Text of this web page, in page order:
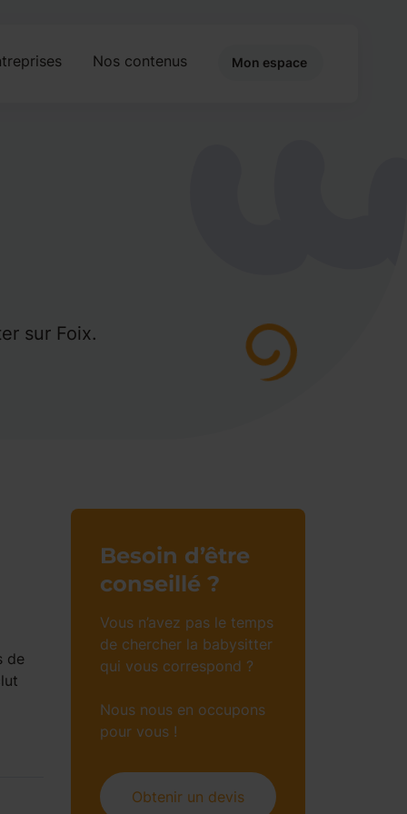
Nos contenus Mon espace
sur Foix.
de
Besoin d’être
conseillé ?
Vous n’avez pas le temps
de chercher la babysitter
qui vous correspond ?
Nous nous en occupons
pour vous !
Obtenir un devis